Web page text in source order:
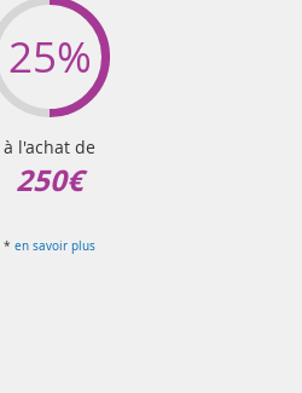
25%
à l'achat de
250€
* en savoir plus